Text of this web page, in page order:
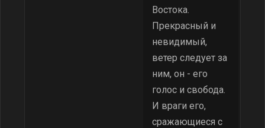
Востока.
Прекрасный и
невидимый,
ветер следует за
ним, он - его
голос и свобода.
И враги его,
сражающиеся с